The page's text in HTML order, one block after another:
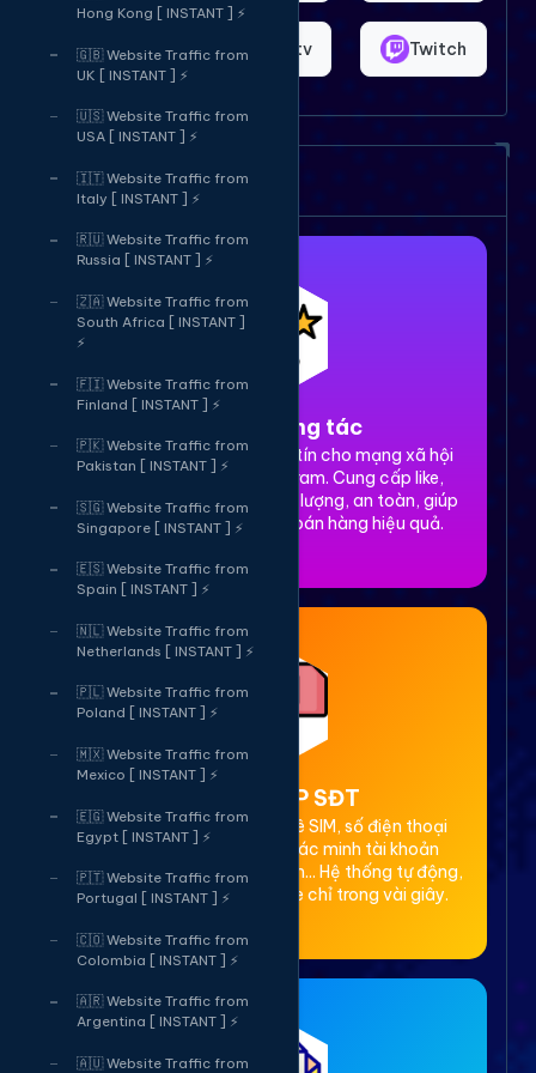
Hong Kong [ INSTANT ] ⚡
🇬🇧 Website Traffic from
UK [ INSTANT ] ⚡
🇺🇸 Website Traffic from
USA [ INSTANT ] ⚡
🇮🇹 Website Traffic from
Italy [ INSTANT ] ⚡
🇷🇺 Website Traffic from
Russia [ INSTANT ] ⚡
🇿🇦 Website Traffic from
South Africa [ INSTANT ]
⚡
🇫🇮 Website Traffic from
Finland [ INSTANT ] ⚡
🇵🇰 Website Traffic from
Pakistan [ INSTANT ] ⚡
🇸🇬 Website Traffic from
Singapore [ INSTANT ] ⚡
🇪🇸 Website Traffic from
Spain [ INSTANT ] ⚡
🇳🇱 Website Traffic from
Netherlands [ INSTANT ] ⚡
🇵🇱 Website Traffic from
Poland [ INSTANT ] ⚡
🇲🇽 Website Traffic from
Mexico [ INSTANT ] ⚡
🇪🇬 Website Traffic from
Egypt [ INSTANT ] ⚡
🇵🇹 Website Traffic from
Portugal [ INSTANT ] ⚡
🇨🇴 Website Traffic from
Colombia [ INSTANT ] ⚡
🇦🇷 Website Traffic from
Argentina [ INSTANT ] ⚡
🇦🇺 Website Traffic from
Shopee Bigo.tv Twitch
Dịch vụ của chúng tôi
1. Tăng tương tác
Dịch vụ tăng tương tác uy tín cho mạng xã hội
Facebook, TikTok, Instagram. Cung cấp like,
share, comment, view chất lượng, an toàn, giúp
xây dựng thương hiệu và bán hàng hiệu quả.
2. Thuê OTP SĐT
Cung cấp dịch vụ cho thuê SIM, số điện thoại
(SĐT) để nhận mã OTP xác minh tài khoản
Facebook, Google, Telegram... Hệ thống tự động,
bảo mật, giá rẻ, nhận code chỉ trong vài giây.